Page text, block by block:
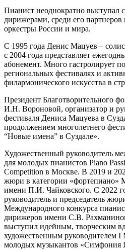
Пианист неоднократно
дирижерами, среди его
оркестры России и мира.
С 1995 года Денис Мацуев –
с 2004 года представляет
абонемент. Много гастролирует
региональных фестивалях и
филармонического искусства в
Президент Благотворительного
И.Н. Вороновой, организатор и
фестиваля Дениса Мацуева в
продолжением многолетнего
“Новые имена” в Суздале».
Художественный руководитель
для молодых пианистов Piano
Competition в Москве. В 2019 и
жюри в категории «фортепиано»
имени П.И. Чайковского. С 2022
руководитель и председатель
Международного конкурса
дирижеров имени С.В.
выступил идейным, творческим
художественным руководителем
молодых музыкантов «Симфония